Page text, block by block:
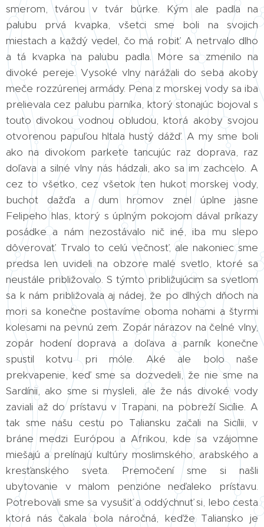
smerom, tvárou v tvár búrke. Kým ale padla na
palubu prvá kvapka, všetci sme boli na svojich
miestach a každý vedel, čo má robiť. A netrvalo dlho
a tá kvapka na palubu padla. More sa zmenilo na
divoké pereje. Vysoké vlny narážali do seba akoby
meče rozzúrenej armády. Pena z morskej vody sa iba
prelievala cez palubu parníka, ktorý stonajúc bojoval s
touto divokou vodnou obludou, ktorá akoby svojou
otvorenou papuľou hltala hustý dážď. A my sme boli
ako na divokom parkete tancujúc raz doprava, raz
doľava a silné vlny nás hádzali, ako sa im zachcelo. A
cez to všetko, cez všetok ten hukot morskej vody,
buchot dažďa a dum hromov znel úplne jasne
Felipeho hlas, ktorý s úplným pokojom dával príkazy
posádke a nám nezostávalo nič iné, iba mu slepo
dôverovať. Trvalo to celú večnosť, ale nakoniec sme
predsa len uvideli na obzore malé svetlo, ktoré sa
neustále približovalo. S týmto približujúcim sa svetlom
sa k nám približovala aj nádej, že po dlhých dňoch na
mori sa konečne postavíme oboma nohami a štyrmi
kolesami na pevnú zem. Zopár nárazov na čelné vlny,
zopár hodení doprava a doľava a parník konečne
spustil kotvu pri móle. Aké ale bolo naše
prekvapenie, keď sme sa dozvedeli, že nie sme na
Sardínii, ako sme si mysleli, ale že nás divoké vody
zaviali až do prístavu v Trapani, na pobreží Sicílie. A
tak sme našu cestu po Taliansku začali na Sicílii, v
bráne medzi Európou a Afrikou, kde sa vzájomne
miešajú a prelínajú kultúry moslimského, arabského a
kresťanského sveta. Premočení sme si našli
ubytovanie v malom penzióne neďaleko prístavu.
Potrebovali sme sa vysušiť a oddýchnuť si, lebo cesta
ktorá nás čakala bola náročná, keďže Taliansko je